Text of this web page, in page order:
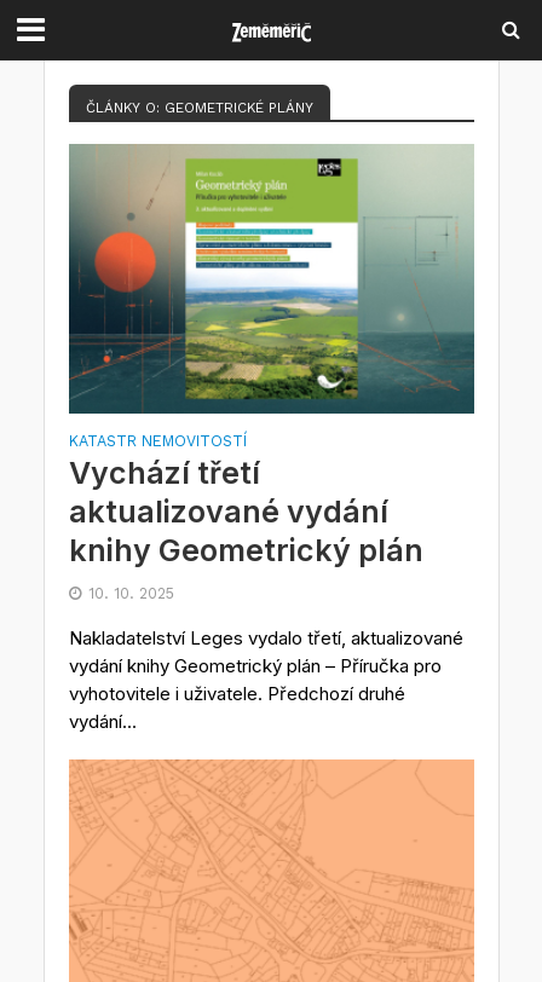
ČLÁNKY O: GEOMETRICKÉ PLÁNY
KATASTR NEMOVITOSTÍ
Vychází třetí
aktualizované vydání
knihy Geometrický plán
10. 10. 2025
Nakladatelství Leges vydalo třetí, aktualizované
vydání knihy Geometrický plán – Příručka pro
vyhotovitele i uživatele. Předchozí druhé
vydání...